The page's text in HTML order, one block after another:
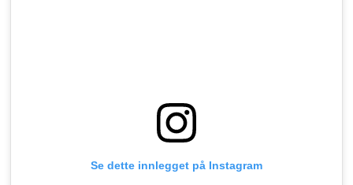
Se dette innlegget på Instagram